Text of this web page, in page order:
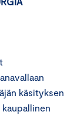
käsityksen